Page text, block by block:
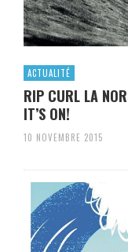
ACTUALITÉ
RIP CURL LA
IT’S ON!
10 NOVEMBRE 2015